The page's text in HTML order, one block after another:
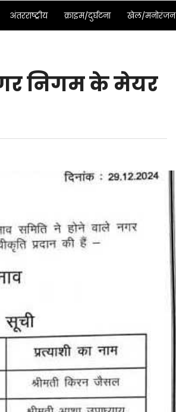
अंतरराष्ट्रीय क्राइम/दुर्घटना खेल/मनोरंजन
निगम के मेयर